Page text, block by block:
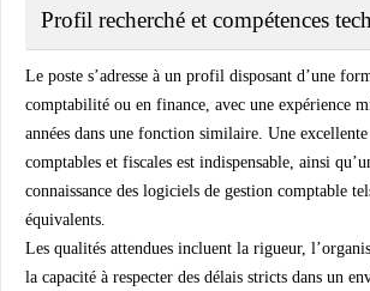
Profil recherché et compétences
Le poste s’adresse à un profil disposant d’une
comptabilité ou en finance, avec une expérience
années dans une fonction similaire. Une
comptables et fiscales est indispensable, ainsi
connaissance des logiciels de gestion comptable
équivalents.
Les qualités attendues incluent la rigueur,
la capacité à respecter des délais stricts dans un